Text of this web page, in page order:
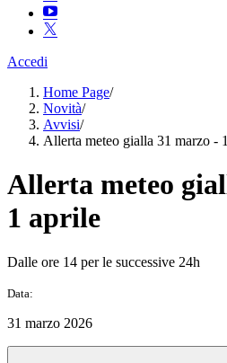
Accedi
Home Page/
Novità/
Avvisi/
Allerta meteo gialla 31 marzo -
Allerta meteo
1 aprile
Dalle ore 14 per le successive 24h
Data:
31 marzo 2026